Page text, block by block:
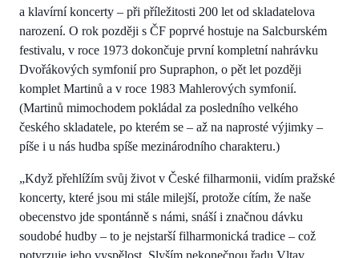
a klavírní koncerty – při příležitosti 200 let od skladatelova
narození. O rok později s ČF poprvé hostuje na Salcburském
festivalu, v roce 1973 dokončuje první kompletní nahrávku
Dvořákových symfonií pro Supraphon, o pět let později
komplet Martinů a v roce 1983 Mahlerových symfonií.
(Martinů mimochodem pokládal za posledního velkého
českého skladatele, po kterém se – až na naprosté výjimky –
píše i u nás hudba spíše mezinárodního charakteru.)
„Když přehlížím svůj život v České filharmonii, vidím pražské
koncerty, které jsou mi stále milejší, protože cítím, že naše
obecenstvo jde spontánně s námi, snáší i značnou dávku
soudobé hudby – to je nejstarší filharmonická tradice – což
potvrzuje jeho vyspělost. Slyším nekonečnou řadu Vltav,